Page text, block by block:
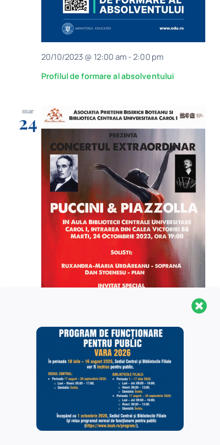
Profilul de formare al absolventului
20/10/2023 @ 12:00 am -2:00 pm
mar
24
Puccini & Piazzolla
24/10/2023 @ 7:00 pm-9:00 pm
Aula Bibliotecii Centrale Universitare „Carol
Calea Victoriei 88, Bucuresti